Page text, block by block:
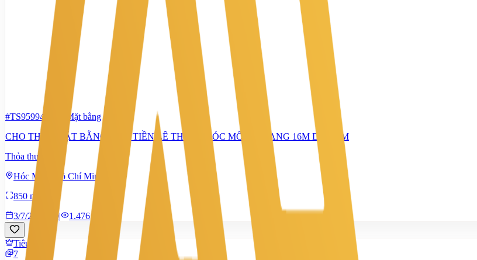
#TS95994241
Mặt bằng
CHO THUÊ MẶT BẰNG MẶT TIỀN LÊ THỊ HÀ HÓC MÔN, NGANG 16M DÀI 52M
Thỏa thuận
Hóc Môn, Hồ Chí Minh
850 m²
3/7/2026
0| 1.476
Tiêu chuẩn
7